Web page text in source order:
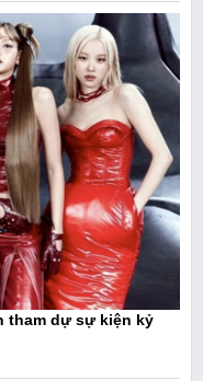
tham dự sự kiện kỷ